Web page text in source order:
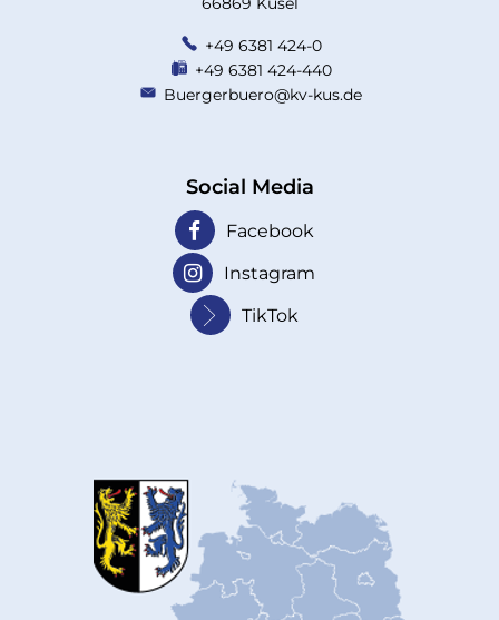
+49 6381 424-0
+49 6381 424-440
Buergerbuero@kv-kus.de
Social Media
Facebook
Instagram
TikTok